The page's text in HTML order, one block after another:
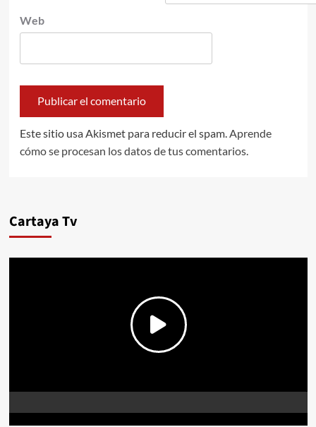
Web
Este sitio usa Akismet para reducir el spam. Aprende
cómo se procesan los datos de tus comentarios.
Cartaya Tv